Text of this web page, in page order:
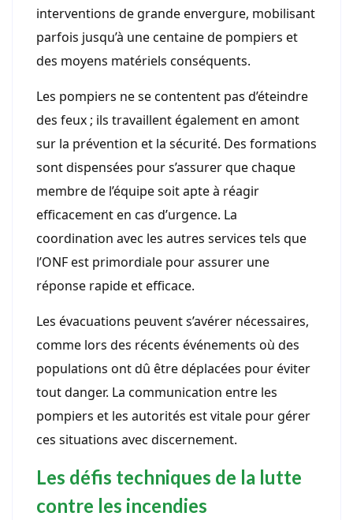
interventions de grande envergure, mobilisant
parfois jusqu’à une centaine de pompiers et
des moyens matériels conséquents.
Les pompiers ne se contentent pas d’éteindre
des feux ; ils travaillent également en amont
sur la prévention et la sécurité. Des formations
sont dispensées pour s’assurer que chaque
membre de l’équipe soit apte à réagir
efficacement en cas d’urgence. La
coordination avec les autres services tels que
l’ONF est primordiale pour assurer une
réponse rapide et efficace.
Les évacuations peuvent s’avérer nécessaires,
comme lors des récents événements où des
populations ont dû être déplacées pour éviter
tout danger. La communication entre les
pompiers et les autorités est vitale pour gérer
ces situations avec discernement.
Les défis techniques de la lutte
contre les incendies